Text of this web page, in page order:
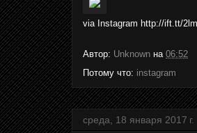
via Instagram http://ift.tt/
Автор: Unknown на 06:52
Потому что: instagram
среда, 18 января 2017 г.